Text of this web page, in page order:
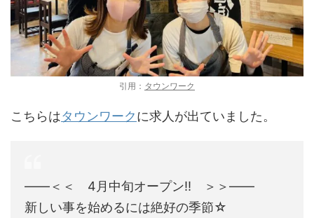
引用： タウンワーク
こちらはタウンワークに求人が出ていました。
――＜＜ 4月中旬オープン!! ＞＞――
新しい事を始めるには絶好の季節☆